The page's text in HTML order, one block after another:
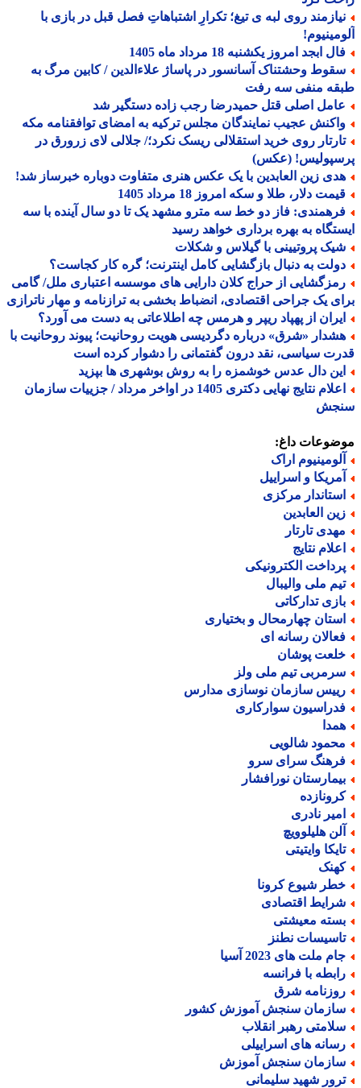
روی لبه ی تیغ؛ تکرارِ اشتباهاتِ فصل قبل در بازی با
ابجد امروز یکشنبه 18 مرداد ماه 1405
وحشتناک آسانسور در پاساژ علاءالدین / کابین مرگ به
منفی سه رفت
اصلی قتل حمیدرضا رجب زاده دستگیر شد
عجیب نمایندگان مجلس ترکیه به امضای توافقنامه مکه
روی خرید استقلالی ریسک نکرد؛/ جلالی لای زرورق در
(عکس)
زین العابدین با یک عکس هنری متفاوت دوباره خبرساز شد!
دلار، طلا و سکه امروز 18 مرداد 1405
فاز دو خط سه مترو مشهد یک تا دو سال آینده با سه
به بهره برداری خواهد رسید
پروتیینی با گیلاس و شکلات
به دنبال بازگشایی کامل اینترنت؛ گره کار کجاست؟
از حراج کلان دارایی های موسسه اعتباری ملل/ گامی
یک جراحی اقتصادی، انضباط بخشی به ترازنامه و مهار ناترازی
از پهپاد ریپر و هرمس چه اطلاعاتی به دست می آورد؟
«شرق» درباره دگردیسی هویت روحانیت؛ پیوند روحانیت با
سیاسی، نقد درون گفتمانی را دشوار کرده است
دال عدس خوشمزه را به روش بوشهری ها بپزید
اعلام نتایج نهایی دکتری 1405 در اواخر مرداد / جزییات سازمان
داغ:
اراک
و اسراییل
مرکزی
العابدین
تارتار
نتایج
الکترونیکی
ملی والیبال
تدارکاتی
چهارمحال و بختیاری
رسانه ای
پوشان
تیم ملی ولز
سازمان نوسازی مدارس
سوارکاری
شالویی
سرای سرو
نورافشار
نادری
هلیلوویچ
وایتیتی
شیوع کرونا
اقتصادی
معیشتی
نطنز
ملت های 2023 آسیا
با فرانسه
شرق
سنجش آموزش کشور
رهبر انقلاب
های اسراییلی
سنجش آموزش
شهید سلیمانی